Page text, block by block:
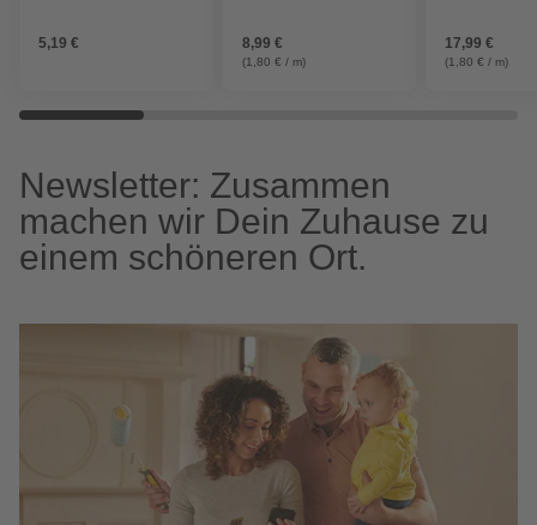
5,19 € 8,99 €
(1,80 € / m)
17,99 €
(1,80 € / m)
Newsletter: Zusammen
machen wir Dein Zuhause zu
einem schöneren Ort.